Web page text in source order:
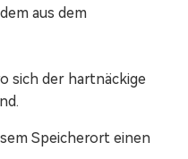
aus dem
sich der hartnäckige
Speicherort einen